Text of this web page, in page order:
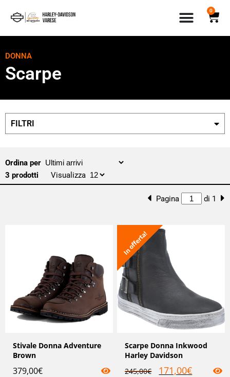
0
DONNA
Scarpe
FILTRI
Ordina per
3 prodotti
Visualizza
Pagina di 1
Stivale Donna Adventure
Brown
379,00€
Scarpe Donna Inkwood
Harley Davidson
245,00€ 171,00€
In offerta!